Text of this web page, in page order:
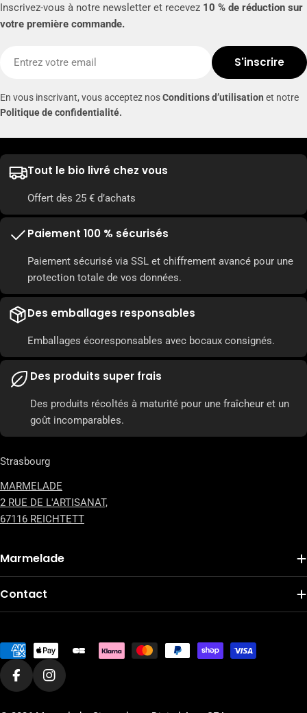
Inscrivez-vous à notre newsletter et recevez 10 % de réduction sur
votre première commande.
mail
S'inscrire
En vous inscrivant, vous acceptez nosConditions d’utilisation et notre
Politique de confidentialité.
Tout le bio livré chez vous
Offert dès 25 € d’achats
Paiement 100 % sécurisés
Paiement sécurisé via SSL et chiffrement avancé pour une
protection totale de vos données.
Des emballages responsables
Emballages écoresponsables avec bocaux consignés.
Des produits super frais
Des produits récoltés à maturité pour une fraîcheur et un
goût incomparables.
Strasbourg
MARMELADE
2 RUE DE L'ARTISANAT,
67116 REICHTETT
Marmelade
Contact
Modes
de
paiement
FacebookInstagram